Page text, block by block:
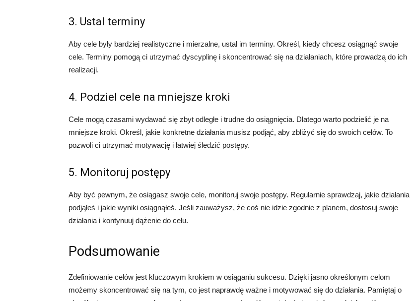
3. Ustal terminy
Aby cele były bardziej realistyczne i mierzalne, ustal im terminy. Określ, kiedy chcesz osiągnąć swoje
cele. Terminy pomogą ci utrzymać dyscyplinę i skoncentrować się na działaniach, które prowadzą do ich
realizacji.
4. Podziel cele na mniejsze kroki
Cele mogą czasami wydawać się zbyt odległe i trudne do osiągnięcia. Dlatego warto podzielić je na
mniejsze kroki. Określ, jakie konkretne działania musisz podjąć, aby zbliżyć się do swoich celów. To
pozwoli ci utrzymać motywację i łatwiej śledzić postępy.
5. Monitoruj postępy
Aby być pewnym, że osiągasz swoje cele, monitoruj swoje postępy. Regularnie sprawdzaj, jakie działania
podjąłeś i jakie wyniki osiągnąłeś. Jeśli zauważysz, że coś nie idzie zgodnie z planem, dostosuj swoje
działania i kontynuuj dążenie do celu.
Podsumowanie
Zdefiniowanie celów jest kluczowym krokiem w osiąganiu sukcesu. Dzięki jasno określonym celom
możemy skoncentrować się na tym, co jest naprawdę ważne i motywować się do działania. Pamiętaj o